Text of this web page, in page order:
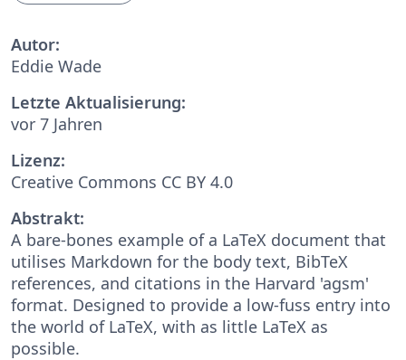
Autor:
Eddie Wade
Letzte Aktualisierung:
vor 7 Jahren
Lizenz:
Creative Commons CC BY 4.0
Abstrakt:
A bare-bones example of a LaTeX document that
utilises Markdown for the body text, BibTeX
references, and citations in the Harvard 'agsm'
format. Designed to provide a low-fuss entry into
the world of LaTeX, with as little LaTeX as
possible.